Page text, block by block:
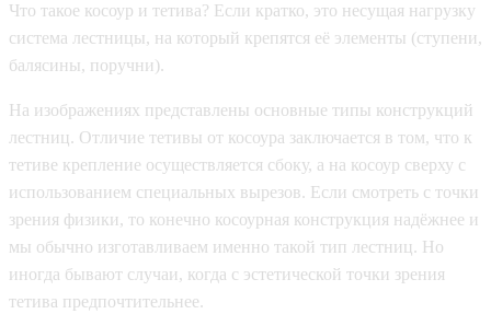
Что такое косоур и тетива? Если кратко, это несущая нагрузку
система лестницы, на который крепятся её элементы (ступени,
балясины, поручни).
На изображениях представлены основные типы конструкций
лестниц. Отличие тетивы от косоура заключается в том, что к
тетиве крепление осуществляется сбоку, а на косоур сверху с
использованием специальных вырезов. Если смотреть с точки
зрения физики, то конечно косоурная конструкция надёжнее и
мы обычно изготавливаем именно такой тип лестниц. Но
иногда бывают случаи, когда с эстетической точки зрения
тетива предпочтительнее.